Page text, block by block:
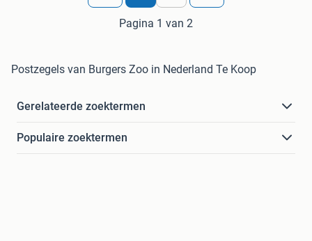
Pagina 1 van 2
Postzegels van Burgers Zoo in Nederland Te Koop
Gerelateerde zoektermen
Populaire zoektermen